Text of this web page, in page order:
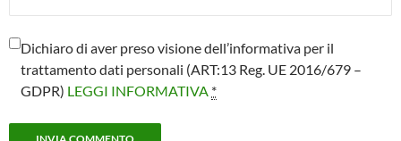
Dichiaro di aver preso visione dell’informativa per il
trattamento dati personali (ART:13 Reg. UE 2016/679 –
GDPR) LEGGI INFORMATIVA *